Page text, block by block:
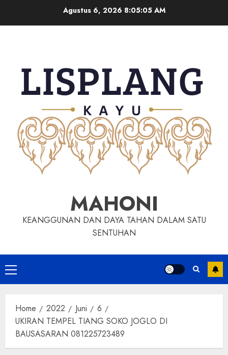
Agustus 6, 2026 8:05:06 AM
MAHONI
KEANGGUNAN DAN DAYA TAHAN DALAM SATU
SENTUHAN
Home 2022 Juni
6
UKIRAN TEMPEL TIANG SOKO JOGLO DI
BAUSASARAN 081225723489